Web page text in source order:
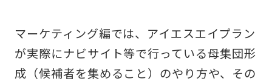
マーケティング編では、アイエスエイプラン
が実際にナビサイト等で行っている母集団形
成（候補者を集めること）のやり方や、その